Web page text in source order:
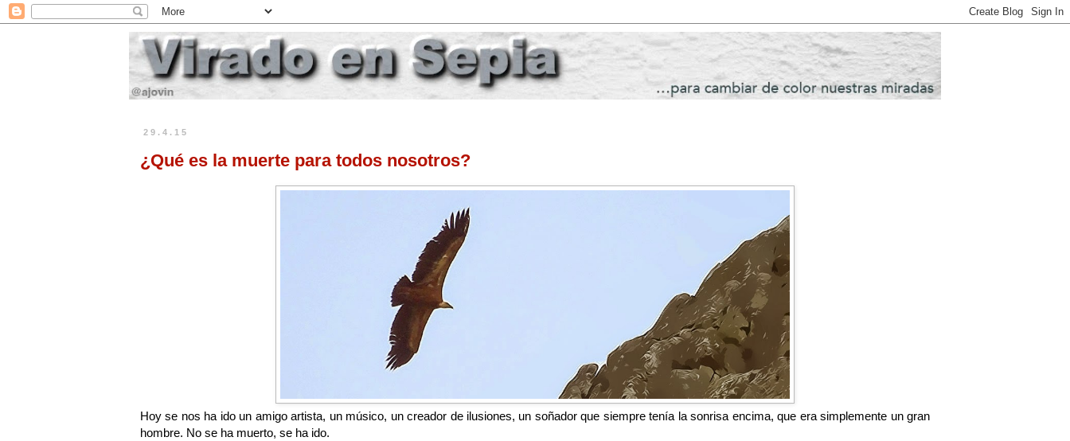
29.4.15
¿Qué es la muerte para todos nosotros?
Hoy se nos ha ido un amigo artista, un músico, un creador de ilusiones, un soñador que siempre tenía la sonrisa encima, que era simplemente un gran
hombre. No se ha muerto, se ha ido.